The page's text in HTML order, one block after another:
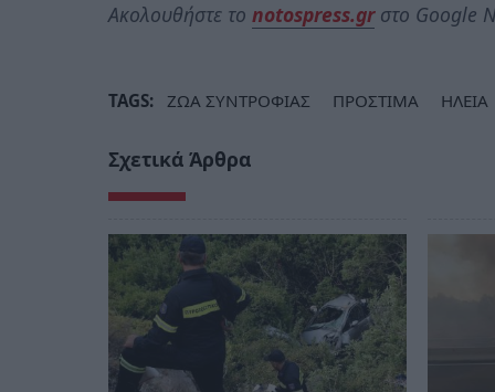
Ακολουθήστε το notospress.grστο Google
TAGS: ΖΩΑ ΣΥΝΤΡΟΦΙΑΣ ΠΡΟΣΤΙΜΑ ΗΛΕΙΑ
Σχετικά Άρθρα